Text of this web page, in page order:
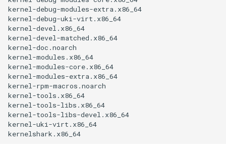
kernel-debug-modules-extra.x86_64
kernel-debug-uki-virt.x86_64
kernel-devel.x86_64
kernel-devel-matched.x86_64
kernel-doc.noarch
kernel-modules.x86_64
kernel-modules-core.x86_64
kernel-modules-extra.x86_64
kernel-rpm-macros.noarch
kernel-tools.x86_64
kernel-tools-libs.x86_64
kernel-tools-libs-devel.x86_64
kernel-uki-virt.x86_64
kernelshark.x86_64